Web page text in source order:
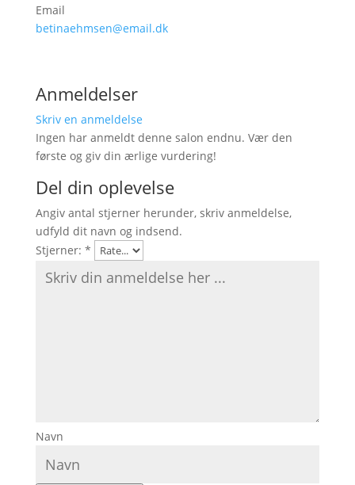
Email
betinaehmsen@email.dk
Anmeldelser
Skriv en anmeldelse
Ingen har anmeldt denne salon endnu. Vær den
første og giv din ærlige vurdering!
Del din oplevelse
Angiv antal stjerner herunder, skriv anmeldelse,
udfyld dit navn og indsend.
Stjerner: *
Navn